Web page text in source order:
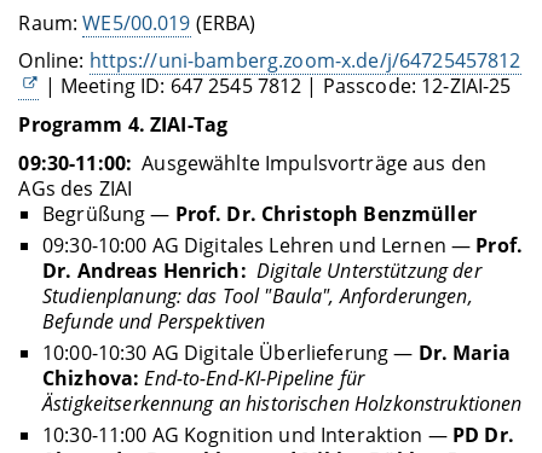
Raum:WE5/00.019 (ERBA)
Online: https://uni-bamberg.zoom-x.de/j/64725457812
| Meeting ID: 647 2545 7812 | Passcode: 12-ZIAI-25
Programm 4. ZIAI-Tag
09:30-11:00:Ausgewählte Impulsvorträge aus den
AGs des ZIAI
Begrüßung — Prof. Dr. Christoph Benzmüller
09:30-10:00 AG Digitales Lehren und Lernen — Prof.
Dr. Andreas Henrich: Digitale Unterstützung der
Studienplanung: das Tool "Baula", Anforderungen,
Befunde und Perspektiven
10:00-10:30 AG Digitale Überlieferung — Dr. Maria
Chizhova:End-to-End-KI-Pipeline für
Ästigkeitserkennung an historischen Holzkonstruktionen
10:30-11:00 AG Kognition und Interaktion — PD Dr.